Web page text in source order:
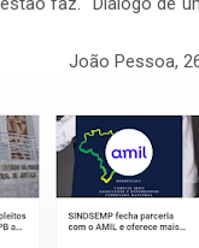
João Pessoa,